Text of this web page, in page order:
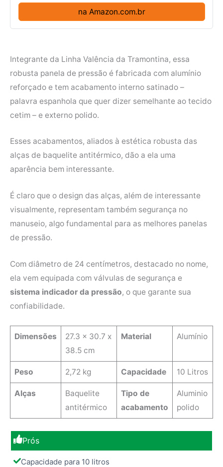
na Amazon.com.br
Integrante da Linha Valência da Tramontina, essa
robusta panela de pressão é fabricada com alumínio
reforçado e tem acabamento interno satinado –
palavra espanhola que quer dizer semelhante ao tecido
cetim – e externo polido.
Esses acabamentos, aliados à estética robusta das
alças de baquelite antitérmico, dão a ela uma
aparência bem interessante.
É claro que o design das alças, além de interessante
visualmente, representam também segurança no
manuseio, algo fundamental para as melhores panelas
de pressão.
Com diâmetro de 24 centímetros, destacado no nome,
ela vem equipada com válvulas de segurança e
sistema indicador da pressão, o que garante sua
confiabilidade.
Dimensões
27.3 x 30.7 x
38.5 cm
Material Alumínio
Peso 2,72 kg Capacidade 10 Litros
Alças
Baquelite
antitérmico
Tipo de
acabamento
Aluminio
polido
Prós
Capacidade para 10 litros